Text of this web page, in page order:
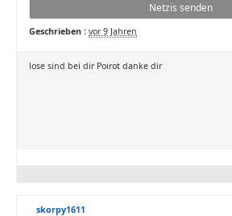
Netzis senden
Geschrieben : vor 9 Jahren
lose sind bei dir Poirot danke dir
skorpy1611